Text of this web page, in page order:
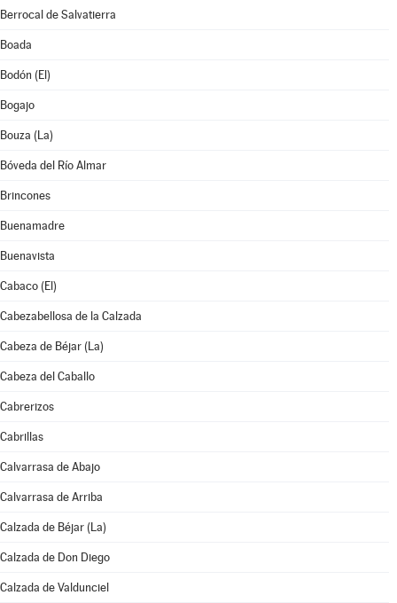
Berrocal de Salvatierra
Boada
Bodón (El)
Bogajo
Bouza (La)
Bóveda del Río Almar
Brincones
Buenamadre
Buenavista
Cabaco (El)
Cabezabellosa de la Calzada
Cabeza de Béjar (La)
Cabeza del Caballo
Cabrerizos
Cabrillas
Calvarrasa de Abajo
Calvarrasa de Arriba
Calzada de Béjar (La)
Calzada de Don Diego
Calzada de Valdunciel